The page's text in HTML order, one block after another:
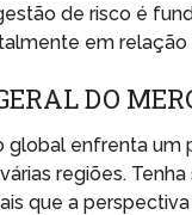
de risco é
em
DO
global enfrenta um
regiões.
que a